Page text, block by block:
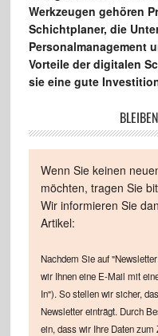
Werkzeugen gehören
Schichtplaner, die
Personalmanagement
Vorteile der digitalen
sie eine gute
Wenn Sie keinen
möchten, tragen Sie
Wir informieren Sie
Artikel:
Nachdem Sie auf
wir Ihnen eine E-Mail mit
In"). So stellen wir sicher,
Newsletter einträgt. Durch
ein, dass wir Ihre Daten zum